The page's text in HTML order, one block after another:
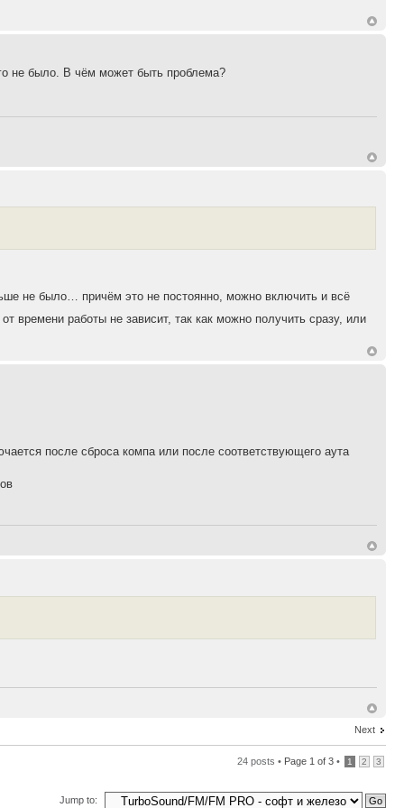
не было. В чём может быть проблема?
не было… причём это не постоянно, можно включить и всё
от времени работы не зависит, так как можно получить сразу, или
после сброса компа или после соответствующего аута
Next
24 posts • Page 1 of 3 • 1 2 3
Jump to: